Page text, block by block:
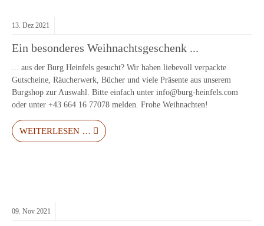
13. Dez 2021
Ein besonderes Weihnachtsgeschenk ...
... aus der Burg Heinfels gesucht? Wir haben liebevoll verpackte
Gutscheine, Räucherwerk, Bücher und viele Präsente aus unserem
Burgshop zur Auswahl. Bitte einfach unter info@burg-heinfels.com
oder unter +43 664 16 77078 melden. Frohe Weihnachten!
WEITERLESEN …
09. Nov 2021